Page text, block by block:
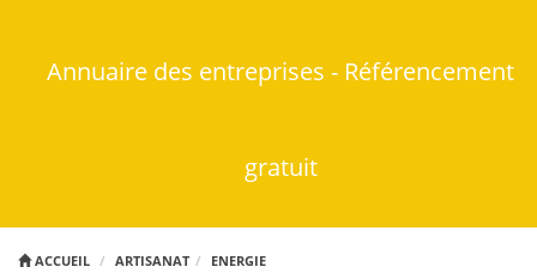
Annuaire des entreprises - Référencement
gratuit
ACCUEIL ARTISANAT ENERGIE